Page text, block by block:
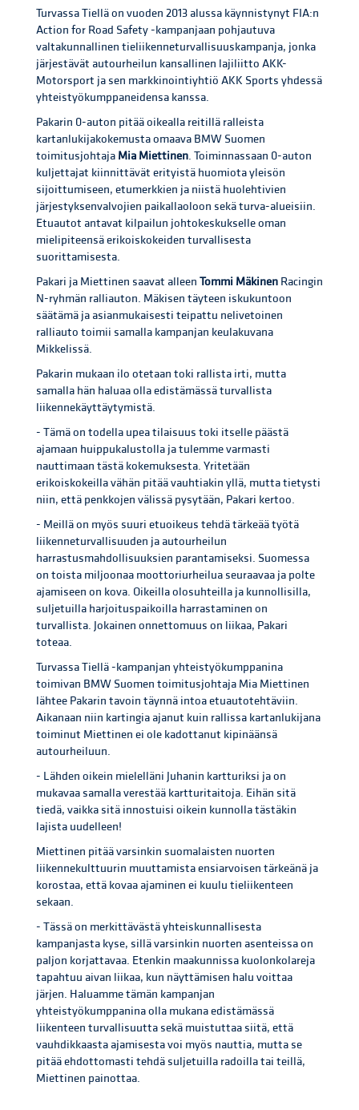
Turvassa Tiellä on vuoden 2013 alussa käynnistynyt FIA:n
Action for Road Safety -kampanjaan pohjautuva
valtakunnallinen tieliikenneturvallisuuskampanja, jonka
järjestävät autourheilun kansallinen lajiliitto AKK-
Motorsport ja sen markkinointiyhtiö AKK Sports yhdessä
yhteistyökumppaneidensa kanssa.
Pakarin 0-auton pitää oikealla reitillä ralleista
kartanlukijakokemusta omaava BMW Suomen
toimitusjohtaja Mia Miettinen. Toiminnassaan 0-auton
kuljettajat kiinnittävät erityistä huomiota yleisön
sijoittumiseen, etumerkkien ja niistä huolehtivien
järjestyksenvalvojien paikallaoloon sekä turva-alueisiin.
Etuautot antavat kilpailun johtokeskukselle oman
mielipiteensä erikoiskokeiden turvallisesta
suorittamisesta.
Pakari ja Miettinen saavat alleen Tommi Mäkinen Racingin
N-ryhmän ralliauton. Mäkisen täyteen iskukuntoon
säätämä ja asianmukaisesti teipattu nelivetoinen
ralliauto toimii samalla kampanjan keulakuvana
Mikkelissä.
Pakarin mukaan ilo otetaan toki rallista irti, mutta
samalla hän haluaa olla edistämässä turvallista
liikennekäyttäytymistä.
- Tämä on todella upea tilaisuus toki itselle päästä
ajamaan huippukalustolla ja tulemme varmasti
nauttimaan tästä kokemuksesta. Yritetään
erikoiskokeilla vähän pitää vauhtiakin yllä, mutta tietysti
niin, että penkkojen välissä pysytään, Pakari kertoo.
- Meillä on myös suuri etuoikeus tehdä tärkeää työtä
liikenneturvallisuuden ja autourheilun
harrastusmahdollisuuksien parantamiseksi. Suomessa
on toista miljoonaa moottoriurheilua seuraavaa ja polte
ajamiseen on kova. Oikeilla olosuhteilla ja kunnollisilla,
suljetuilla harjoituspaikoilla harrastaminen on
turvallista. Jokainen onnettomuus on liikaa, Pakari
toteaa.
Turvassa Tiellä -kampanjan yhteistyökumppanina
toimivan BMW Suomen toimitusjohtaja Mia Miettinen
lähtee Pakarin tavoin täynnä intoa etuautotehtäviin.
Aikanaan niin kartingia ajanut kuin rallissa kartanlukijana
toiminut Miettinen ei ole kadottanut kipinäänsä
autourheiluun.
- Lähden oikein mielelläni Juhanin kartturiksi ja on
mukavaa samalla verestää kartturitaitoja. Eihän sitä
tiedä, vaikka sitä innostuisi oikein kunnolla tästäkin
lajista uudelleen!
Miettinen pitää varsinkin suomalaisten nuorten
liikennekulttuurin muuttamista ensiarvoisen tärkeänä ja
korostaa, että kovaa ajaminen ei kuulu tieliikenteen
sekaan.
- Tässä on merkittävästä yhteiskunnallisesta
kampanjasta kyse, sillä varsinkin nuorten asenteissa on
paljon korjattavaa. Etenkin maakunnissa kuolonkolareja
tapahtuu aivan liikaa, kun näyttämisen halu voittaa
järjen. Haluamme tämän kampanjan
yhteistyökumppanina olla mukana edistämässä
liikenteen turvallisuutta sekä muistuttaa siitä, että
vauhdikkaasta ajamisesta voi myös nauttia, mutta se
pitää ehdottomasti tehdä suljetuilla radoilla tai teillä,
Miettinen painottaa.